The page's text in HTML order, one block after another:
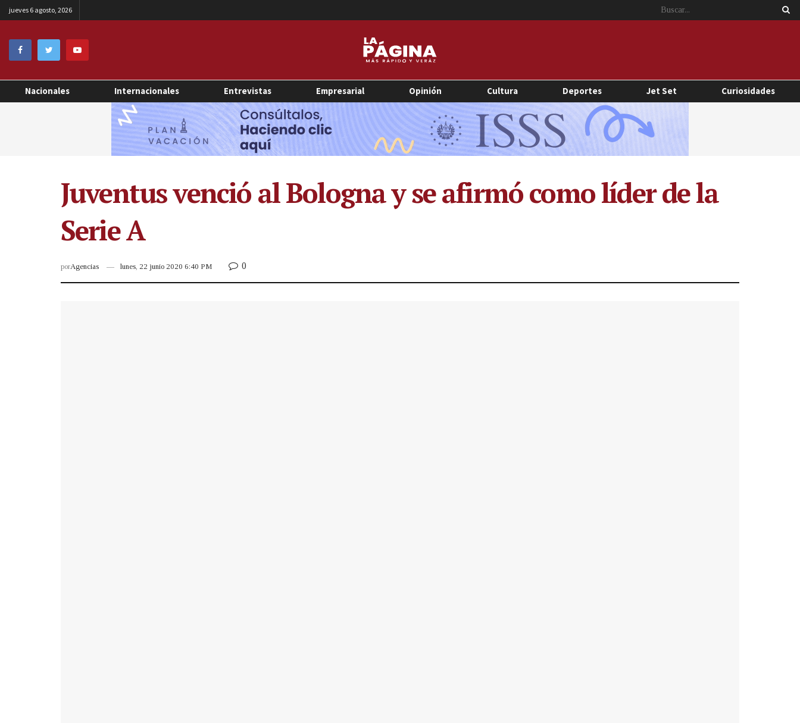
jueves 6 agosto, 2026
Nacionales Internacionales Entrevistas Empresarial Opinión Cultura Deportes Jet Set Curiosidades
Juventus venció al Bologna y se afirmó como líder de la
Serie A
porAgencias lunes, 22 junio 2020 6:40 PM 0